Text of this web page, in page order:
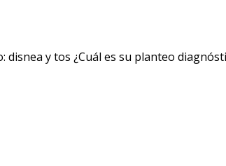
y tos ¿Cuál es su planteo